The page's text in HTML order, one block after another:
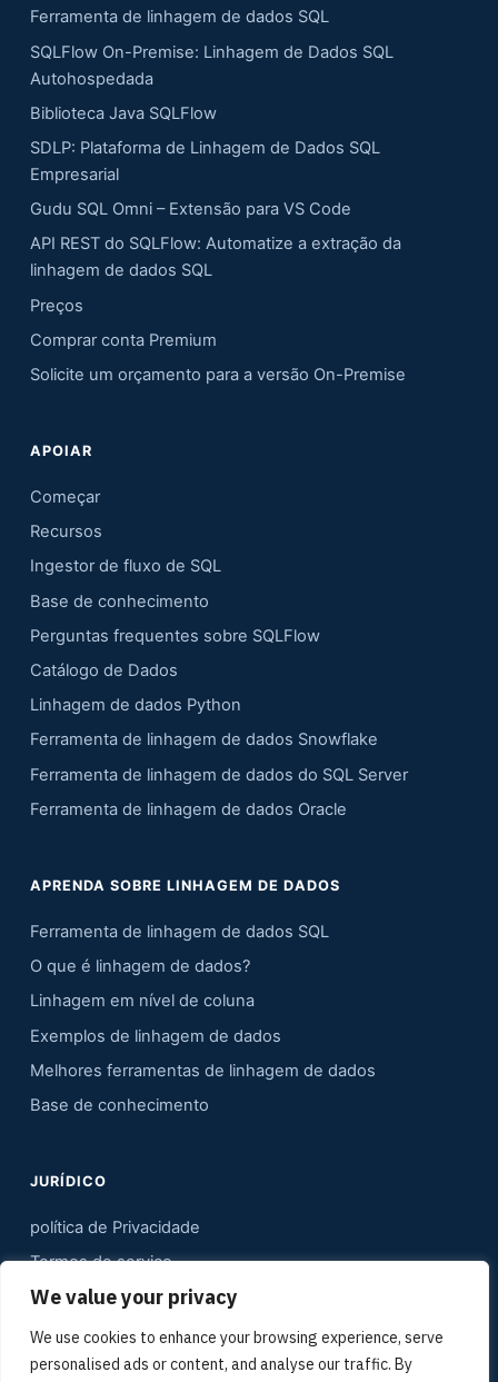
We value your privacy
We use cookies to enhance your browsing experience, serve
personalised ads or content, and analyse our traffic. By
Ferramenta de linhagem de dados SQL
SQLFlow On-Premise: Linhagem de Dados SQL
Autohospedada
Biblioteca Java SQLFlow
SDLP: Plataforma de Linhagem de Dados SQL
Empresarial
Gudu SQL Omni – Extensão para VS Code
API REST do SQLFlow: Automatize a extração da
linhagem de dados SQL
Preços
Comprar conta Premium
Solicite um orçamento para a versão On-Premise
APOIAR
Começar
Recursos
Ingestor de fluxo de SQL
Base de conhecimento
Perguntas frequentes sobre SQLFlow
Catálogo de Dados
Linhagem de dados Python
Ferramenta de linhagem de dados Snowflake
Ferramenta de linhagem de dados do SQL Server
Ferramenta de linhagem de dados Oracle
APRENDA SOBRE LINHAGEM DE DADOS
Ferramenta de linhagem de dados SQL
O que é linhagem de dados?
Linhagem em nível de coluna
Exemplos de linhagem de dados
Melhores ferramentas de linhagem de dados
Base de conhecimento
JURÍDICO
política de Privacidade
Termos de serviço
Contato
Mapa do site
Kit de mídia